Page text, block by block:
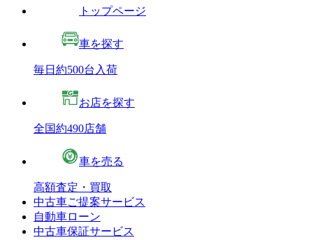
トップページ
車を探す
毎日約500台入荷
お店を探す
全国約490店舗
車を売る
高額査定・買取
中古車ご提案サービス
自動車ローン
中古車保証サービス